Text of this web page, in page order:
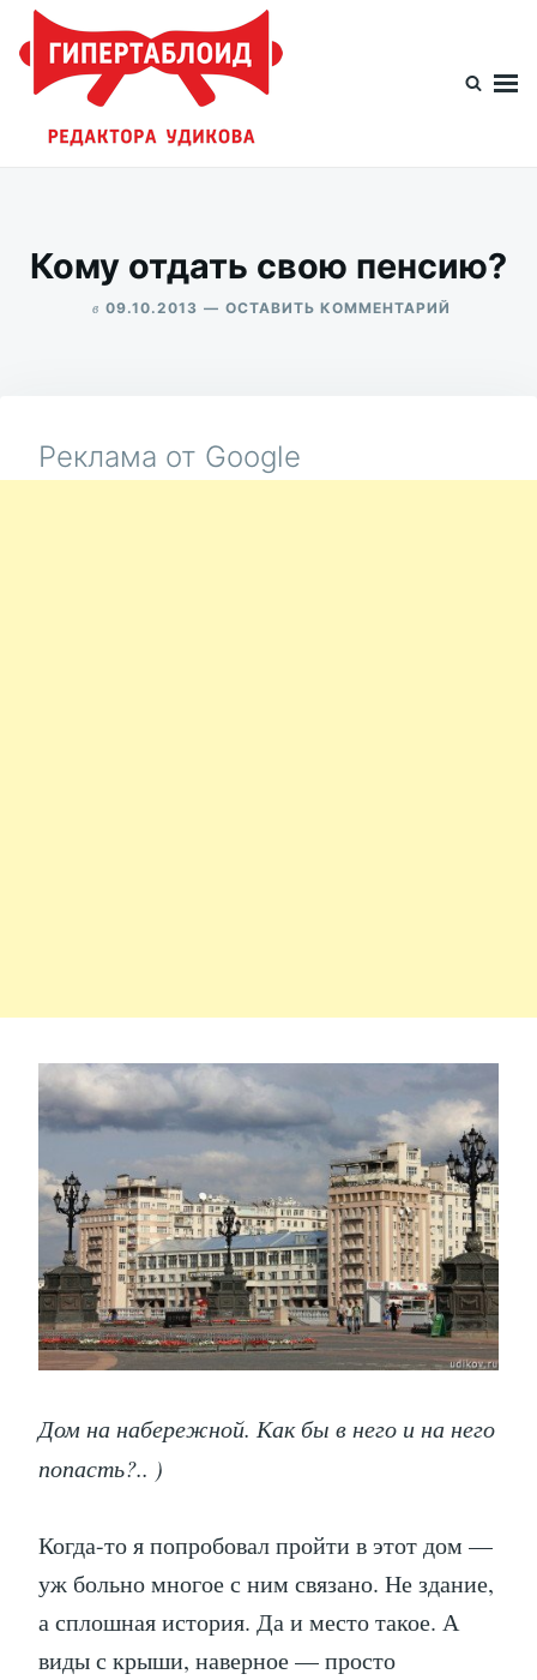
Перейти
содержимому
Искать:
Кому отдать свою пенсию?
в 09.10.2013 ОСТАВИТЬ КОММЕНТАРИЙ
Реклама от Google
Дом на набережной. Как бы в него и на него
попасть?.. )
Когда-то я попробовал пройти в этот дом —
уж больно многое с ним связано. Не здание,
а сплошная история. Да и место такое. А
виды с крыши, наверное — просто